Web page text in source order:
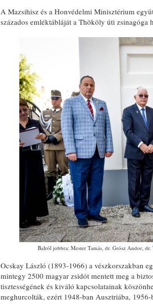
A Mazsihisz és a Honvédelmi Minisztérium
százados emléktábláját a Thököly úti zsinagóga
Balról jobbra: Mester Tamás, dr. Grósz Andor,
Ocskay László (1893-1966) a vészkorszakban
mintegy 2500 magyar zsidót mentett meg a
tisztességének és kiváló kapcsolatainak
meghurcolták, ezért 1948-ban Ausztriába,